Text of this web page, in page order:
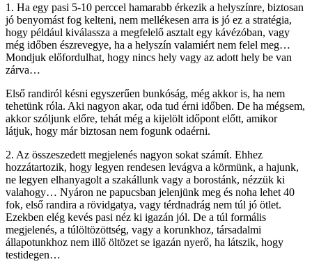
1. Ha egy pasi 5-10 perccel hamarabb érkezik a helyszínre, biztosan
jó benyomást fog kelteni, nem mellékesen arra is jó ez a stratégia,
hogy például kiválassza a megfelelő asztalt egy kávézóban, vagy
még időben észrevegye, ha a helyszín valamiért nem felel meg…
Mondjuk előfordulhat, hogy nincs hely vagy az adott hely be van
zárva…
Első randiról késni egyszerűen bunkóság, még akkor is, ha nem
tehetünk róla. Aki nagyon akar, oda tud érni időben. De ha mégsem,
akkor szóljunk előre, tehát még a kijelölt időpont előtt, amikor
látjuk, hogy már biztosan nem fogunk odaérni.
2. Az összeszedett megjelenés nagyon sokat számít. Ehhez
hozzátartozik, hogy legyen rendesen levágva a körmünk, a hajunk,
ne legyen elhanyagolt a szakállunk vagy a borostánk, nézzük ki
valahogy… Nyáron ne papucsban jelenjünk meg és noha lehet 40
fok, első randira a rövidgatya, vagy térdnadrág nem túl jó ötlet.
Ezekben elég kevés pasi néz ki igazán jól. De a túl formális
megjelenés, a túlöltözöttség, vagy a korunkhoz, társadalmi
állapotunkhoz nem illő öltözet se igazán nyerő, ha látszik, hogy
testidegen…